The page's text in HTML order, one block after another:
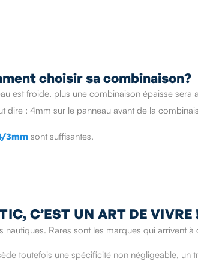
choisir sa combinaison?
est froide, plus une combinaison épaisse sera
dire : 4mm sur le panneau avant de la
3mm sont suffisantes.
C’EST UN ART DE VIVRE
Rares sont les marques qui arrivent à
toutefois une spécificité non négligeable, un